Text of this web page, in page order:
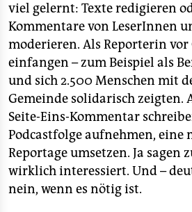
viel gelernt: Texte redigieren
Kommentare von LeserInnen
moderieren. Als Reporterin vor
einfangen – zum Beispiel als
und sich 2.500 Menschen mit
Gemeinde solidarisch zeigten.
Seite-Eins-Kommentar
Podcastfolge aufnehmen,
Reportage umsetzen. Ja sagen
wirklich interessiert. Und –
nein, wenn es nötig ist.